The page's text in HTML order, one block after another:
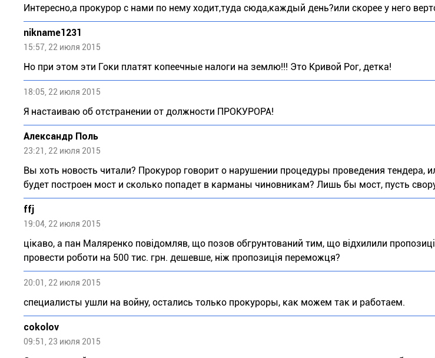
Интересно,а прокурор с нами по нему ходит,туда сюда,каждый день?или скорее у него
nikname1231
15:57, 22 июля 2015
Но при этом эти Гоки платят копеечные налоги на землю!!! Это Кривой Рог, детка!
18:05, 22 июля 2015
Я настаиваю об отстранении от должности ПРОКУРОРА!
Александр Поль
23:21, 22 июля 2015
Вы хоть новость читали? Прокурор говорит о нарушении процедуры проведения тендера,
будет построен мост и сколько попадет в карманы чиновникам? Лишь бы мост, пусть
ffj
19:04, 22 июля 2015
цікаво, а пан Маляренко повідомляв, що позов обгрунтований тим, що відхилили
провести роботи на 500 тис. грн. дешевше, ніж пропозиція переможця?
20:01, 22 июля 2015
специалисты ушли на войну, остались только прокуроры, как можем так и работаем.
cokolov
09:51, 23 июля 2015